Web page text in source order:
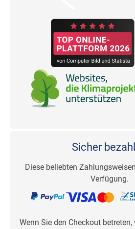
Sicher
Diese beliebten
Verfügung.
Wenn Sie den Checkout betreten,